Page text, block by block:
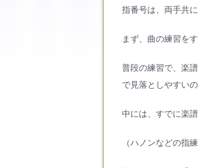
指番号は、両手共
まず、曲の練習を
普段の練習で、楽
で見落としやすいの
中には、すでに楽
（ハノンなどの指